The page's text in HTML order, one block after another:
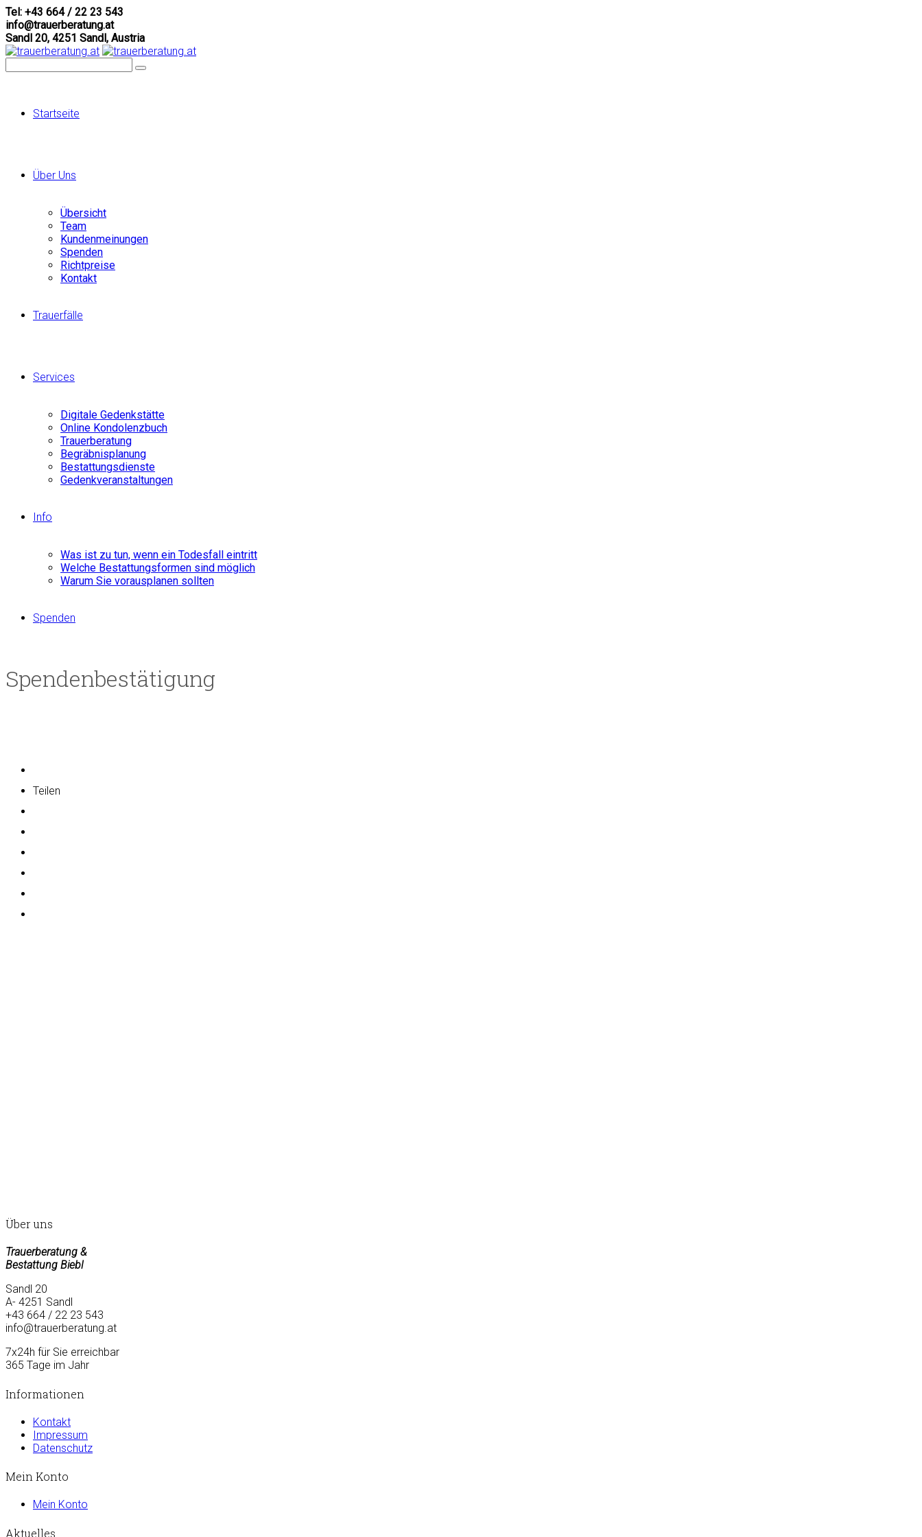
Tel: +43 664 / 22 23 543
info@trauerberatung.at
Sandl 20, 4251 Sandl, Austria
Startseite
Über Uns
Übersicht
Team
Kundenmeinungen
Spenden
Richtpreise
Kontakt
Trauerfälle
Services
Digitale Gedenkstätte
Online Kondolenzbuch
Trauerberatung
Begräbnisplanung
Bestattungsdienste
Gedenkveranstaltungen
Info
Was ist zu tun, wenn ein Todesfall eintritt
Welche Bestattungsformen sind möglich
Warum Sie vorausplanen sollten
Spenden
Spendenbestätigung
Teilen
Über uns
Trauerberatung &
Bestattung Biebl
Sandl 20
A- 4251 Sandl
+43 664 / 22 23 543
info@trauerberatung.at
7x24h für Sie erreichbar
365 Tage im Jahr
Informationen
Kontakt
Impressum
Datenschutz
Mein Konto
Mein Konto
Aktuelles